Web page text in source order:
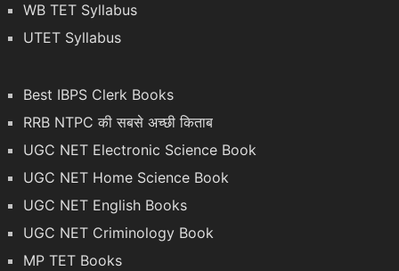
WB TET Syllabus
UTET Syllabus
Best IBPS Clerk Books
RRB NTPC की सबसे अच्छी किताब
UGC NET Electronic Science Book
UGC NET Home Science Book
UGC NET English Books
UGC NET Criminology Book
MP TET Books